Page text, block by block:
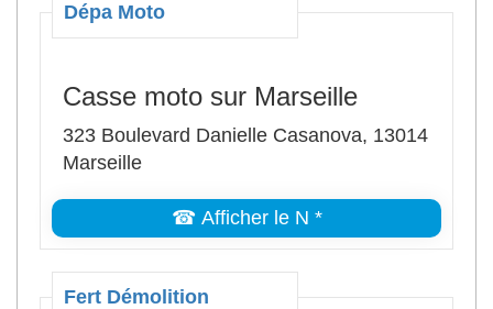
Dépa Moto
Casse moto sur Marseille
323 Boulevard Danielle Casanova, 13014
Marseille
☎ Afficher le N *
Fert Démolition